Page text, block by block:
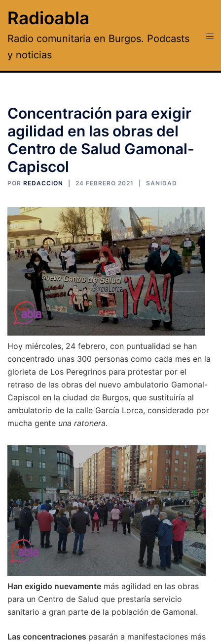
Radioabla
Radio comunitaria en Burgos. Podcasts
y noticias
Concentración para exigir
agilidad en las obras del
Centro de Salud Gamonal-
Capiscol
POR REDACCION 24 FEBRERO 2021 SANIDAD
Hoy miércoles, 24 febrero, con puntualidad se han
concentrado unas 300 personas como cada mes en la
glorieta de Los Peregrinos para protestar por el
retraso de las obras del nuevo ambulatorio Gamonal-
Capiscol en la ciudad de Burgos, que sustituiría al
ambulatorio de la calle García Lorca, considerado por
mucha gente una ratonera.
Han exigido nuevamente más agilidad en las obras
para un Centro de Salud que prestaría servicio
sanitario a gran parte de la población de Gamonal.
Las concentraciones pasarán a manifestaciones más